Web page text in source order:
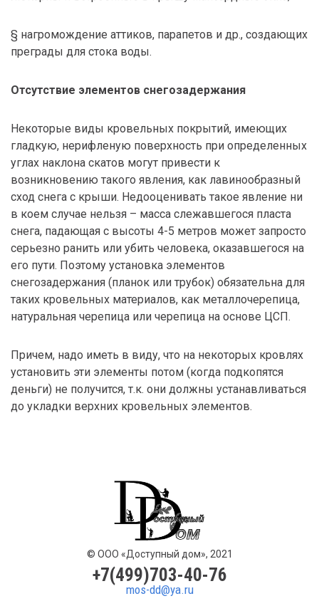
§ нагромождение аттиков, парапетов и др., создающих
преграды для стока воды.
Отсутствие элементов снегозадержания
Некоторые виды кровельных покрытий, имеющих
гладкую, нерифленую поверхность при определенных
углах наклона скатов могут привести к
возникновению такого явления, как лавинообразный
сход снега с крыши. Недооценивать такое явление ни
в коем случае нельзя – масса слежавшегося пласта
снега, падающая с высоты 4-5 метров может запросто
серьезно ранить или убить человека, оказавшегося на
его пути. Поэтому установка элементов
снегозадержания (планок или трубок) обязательна для
таких кровельных материалов, как металлочерепица,
натуральная черепица или черепица на основе ЦСП.
Причем, надо иметь в виду, что на некоторых кровлях
установить эти элементы потом (когда подкопятся
деньги) не получится, т.к. они должны устанавливаться
до укладки верхних кровельных элементов.
© ООО «Доступный дом», 2021
+7(499)703-40-76
mos-dd@ya.ru